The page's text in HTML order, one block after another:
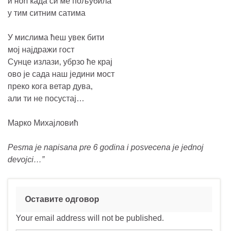
у тим ситним сатима
У мислима ћеш увек бити
мој најдражи гост
Сунце излази, убрзо ће крај
ово је сада наш једини мост
преко кога ветар дува,
али ти не посустај…
Марко Михајловић
Pesma je napisana pre 6 godina i posvecena je jednoj
devojci…”
Оставите одговор
Your email address will not be published.